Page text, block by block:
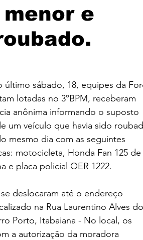
e
último sábado, 18, equipes da
lotadas no 3ºBPM, receberam
anônima informando o suposto
um veículo que havia sido
mesmo dia com as seguintes
motocicleta, Honda Fan 125 de
e placa policial OER 1222.
deslocaram até o endereço
na Rua Laurentino Alves
Porto, Itabaiana - No local, os
a autorização da moradora